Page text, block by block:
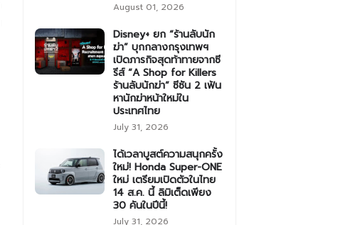
August 01, 2026
Disney+ ยก “ร้านลับนัก
ฆ่า” บุกกลางกรุงเทพฯ
เปิดภารกิจสุดท้าทายจากซี
รีส์ “A Shop for Killers
ร้านลับนักฆ่า” ซีซัน 2 เฟ้น
หานักฆ่าหน้าใหม่ใน
ประเทศไทย
July 31, 2026
ได้เวลาบูสต์ความสนุกครั้ง
ใหม่! Honda Super-ONE
ใหม่ เตรียมเปิดตัวในไทย
14 ส.ค. นี้ ลิมิเต็ดเพียง
30 คันในปีนี้!
July 31, 2026